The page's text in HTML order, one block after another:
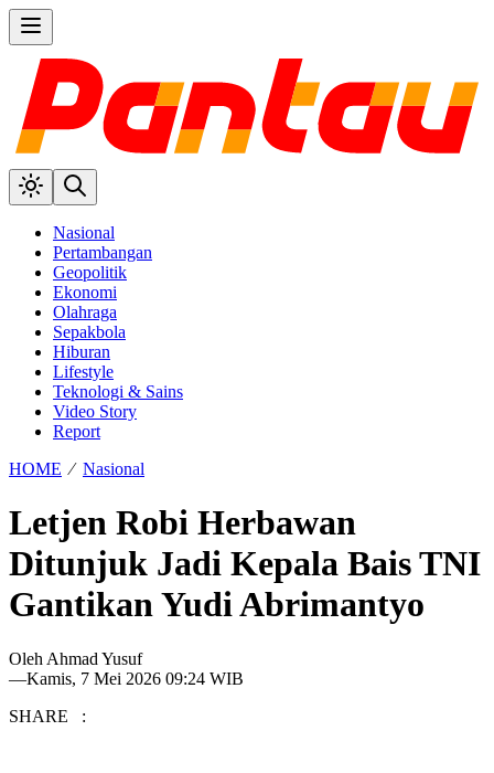
Nasional
Pertambangan
Geopolitik
Ekonomi
Olahraga
Sepakbola
Hiburan
Lifestyle
Teknologi & Sains
Video Story
Report
HOME ⁄ Nasional
Letjen Robi Herbawan
Ditunjuk Jadi Kepala Bais TNI
Gantikan Yudi Abrimantyo
Oleh Ahmad Yusuf
—Kamis, 7 Mei 2026 09:24 WIB
SHARE :